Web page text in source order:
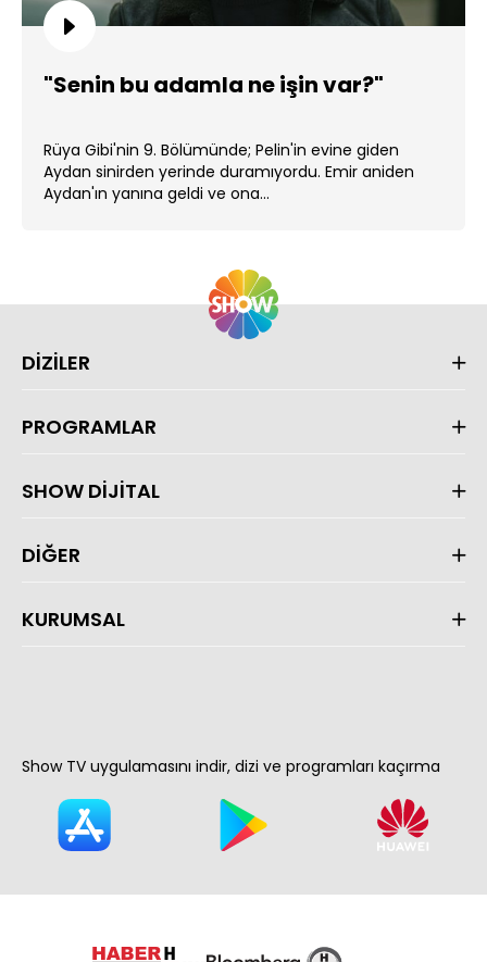
"Senin bu adamla ne işin var?"
Rüya Gibi'nin 9. Bölümünde; Pelin'in evine giden
Aydan sinirden yerinde duramıyordu. Emir aniden
Aydan'ın yanına geldi ve ona...
DİZİLER
PROGRAMLAR
SHOW DİJİTAL
DİĞER
KURUMSAL
Show TV uygulamasını indir, dizi ve programları kaçırma